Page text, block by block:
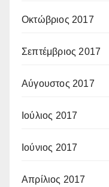
Οκτώβριος 2017
Σεπτέμβριος 2017
Αύγουστος 2017
Ιούλιος 2017
Ιούνιος 2017
Απρίλιος 2017